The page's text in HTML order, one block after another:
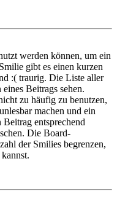
werden können, um ein
gibt es einen kurzen
:( traurig. Die Liste aller
Beitrags sehen.
zu häufig zu benutzen,
machen und ein
entsprechend
Die Board-
der Smilies begrenzen,